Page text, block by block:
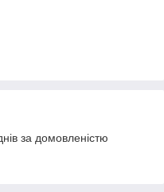
за домовленістю